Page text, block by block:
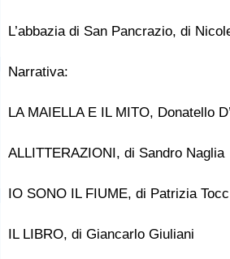
L’abbazia di San Pancrazio, di
Narrativa:
LA MAIELLA E IL MITO, Donatello
ALLITTERAZIONI, di Sandro Naglia
IO SONO IL FIUME, di Patrizia
IL LIBRO, di Giancarlo Giuliani